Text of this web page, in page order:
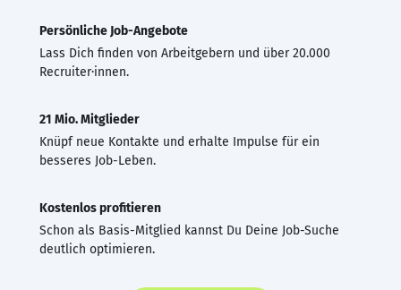
Persönliche Job-Angebote
Lass Dich finden von Arbeitgebern und über 20.000
Recruiter·innen.
21 Mio. Mitglieder
Knüpf neue Kontakte und erhalte Impulse für ein
besseres Job-Leben.
Kostenlos profitieren
Schon als Basis-Mitglied kannst Du Deine Job-Suche
deutlich optimieren.